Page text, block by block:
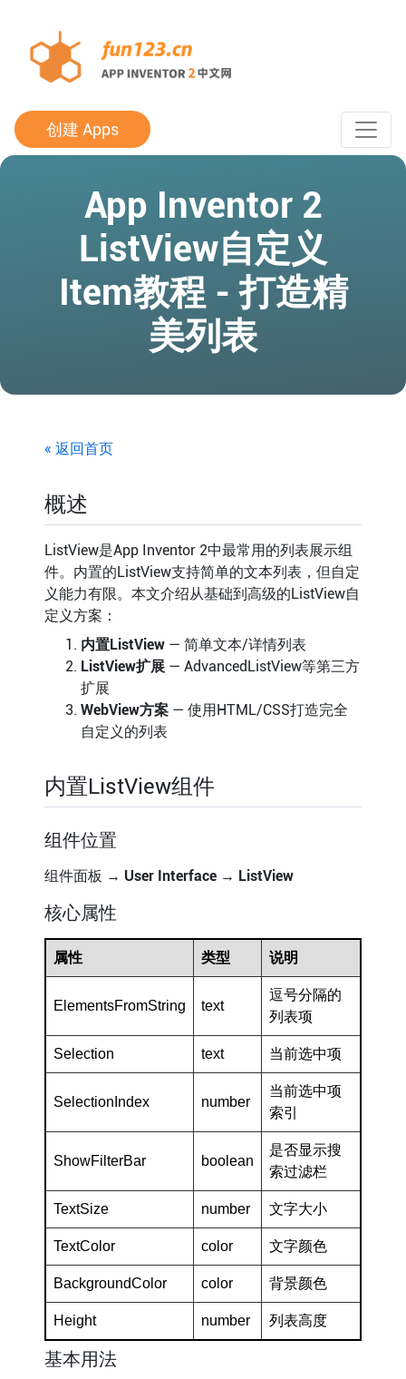
创建 Apps
App Inventor 2
ListView自定义
Item教程 - 打造精
美列表
« 返回首页
概述
ListView是App Inventor 2中最常用的列表展示组
件。内置的ListView支持简单的文本列表，但自定
义能力有限。本文介绍从基础到高级的ListView自
定义方案：
内置ListView— 简单文本/详情列表
ListView扩展— AdvancedListView等第三方
扩展
WebView方案— 使用HTML/CSS打造完全
自定义的列表
内置ListView组件
组件位置
组件面板 → User Interface→ ListView
核心属性
属性 类型 说明
ElementsFromString text
逗号分隔的
列表项
Selection text 当前选中项
SelectionIndex number
当前选中项
索引
ShowFilterBar boolean
是否显示搜
索过滤栏
TextSize number 文字大小
TextColor color 文字颜色
BackgroundColor color 背景颜色
Height number 列表高度
基本用法